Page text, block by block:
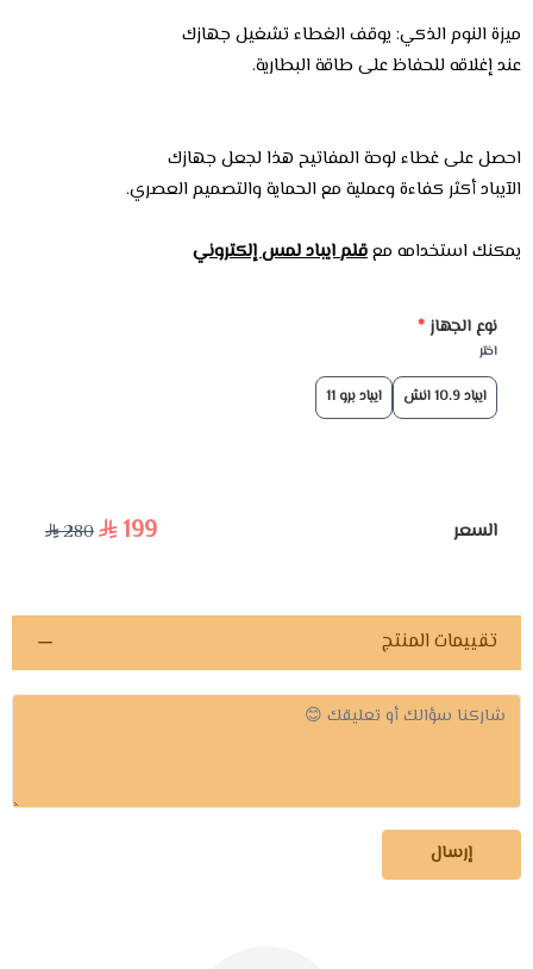
ميزة النوم الذكي: يوقف الغطاء تشغيل جهازك
عند إغلاقه للحفاظ على طاقة البطارية.
احصل على غطاء لوحة المفاتيح هذا لجعل جهازك
الآيباد أكثر كفاءة وعملية مع الحماية والتصميم العصري.
يمكنك استخدامه معقلم ايباد لمس إلكتروني
نوع الجهاز *
اختر
ايباد 10.9 انش ايباد برو 11
السعر 199
280
تقييمات المنتج
إرسال